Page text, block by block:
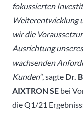
fokussierten
Weiterentwicklung
wir die
Ausrichtung
wachsenden
Kunden“, sagte Dr.
AIXTRON SE bei
die Q1/21